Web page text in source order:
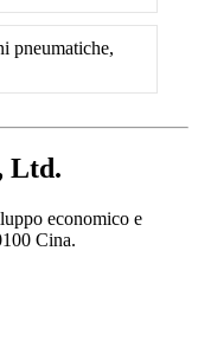
pneumatiche,
Ltd.
economico e
Cina.